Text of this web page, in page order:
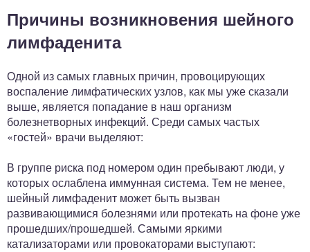
Причины возникновения шейного
лимфаденита
Одной из самых главных причин, провоцирующих
воспаление лимфатических узлов, как мы уже сказали
выше, является попадание в наш организм
болезнетворных инфекций. Среди самых частых
«гостей» врачи выделяют:
В группе риска под номером один пребывают люди, у
которых ослаблена иммунная система. Тем не менее,
шейный лимфаденит может быть вызван
развивающимися болезнями или протекать на фоне уже
прошедших/прошедшей. Самыми яркими
катализаторами или провокаторами выступают: